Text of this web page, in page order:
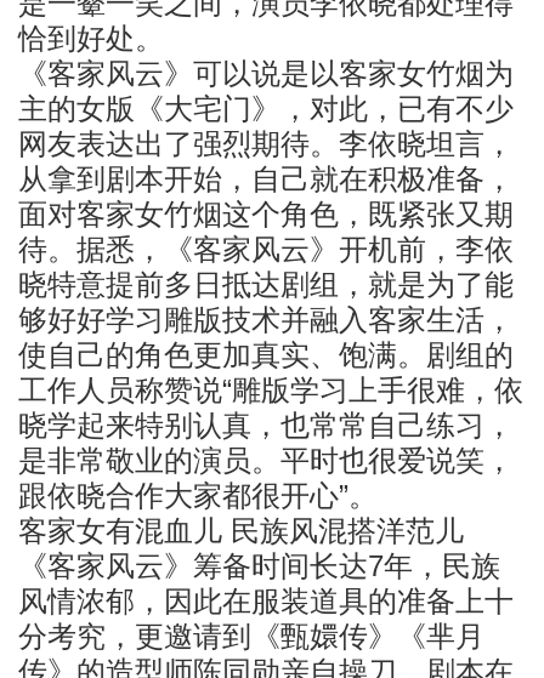
恰到好处。
《客家风云》可以说是以客家女竹烟为
主的女版《大宅门》，对此，已有不少
网友表达出了强烈期待。李依晓坦言，
从拿到剧本开始，自己就在积极准备，
面对客家女竹烟这个角色，既紧张又期
待。据悉，《客家风云》开机前，李依
晓特意提前多日抵达剧组，就是为了能
够好好学习雕版技术并融入客家生活，
使自己的角色更加真实、饱满。剧组的
工作人员称赞说“雕版学习上手很难，依
晓学起来特别认真，也常常自己练习，
是非常敬业的演员。平时也很爱说笑，
跟依晓合作大家都很开心”。
客家女有混血儿 民族风混搭洋范儿
《客家风云》筹备时间长达7年，民族
风情浓郁，因此在服装道具的准备上十
分考究，更邀请到《甄嬛传》《芈月
传》的造型师陈同勋亲自操刀。剧本在